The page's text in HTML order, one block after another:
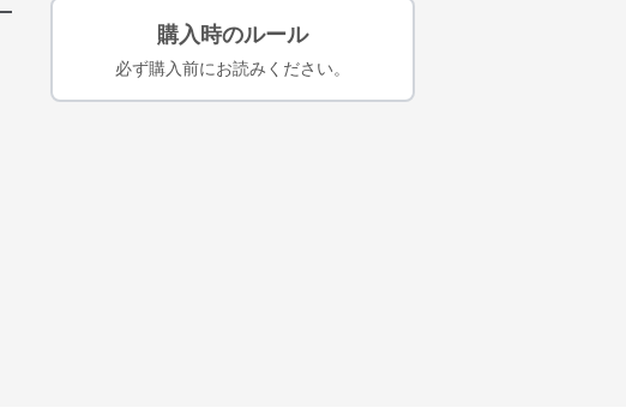
購入時のルール
必ず購入前にお読みください。